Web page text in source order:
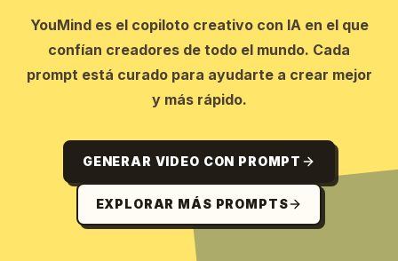
YouMind es el copiloto creativo con IA en el que
confían creadores de todo el mundo. Cada
prompt está curado para ayudarte a crear mejor
y más rápido.
GENERAR VIDEO CON PROMPT
EXPLORAR MÁS PROMPTS